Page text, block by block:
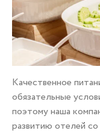
Качественное
обязательные
поэтому наша
развитию отелей